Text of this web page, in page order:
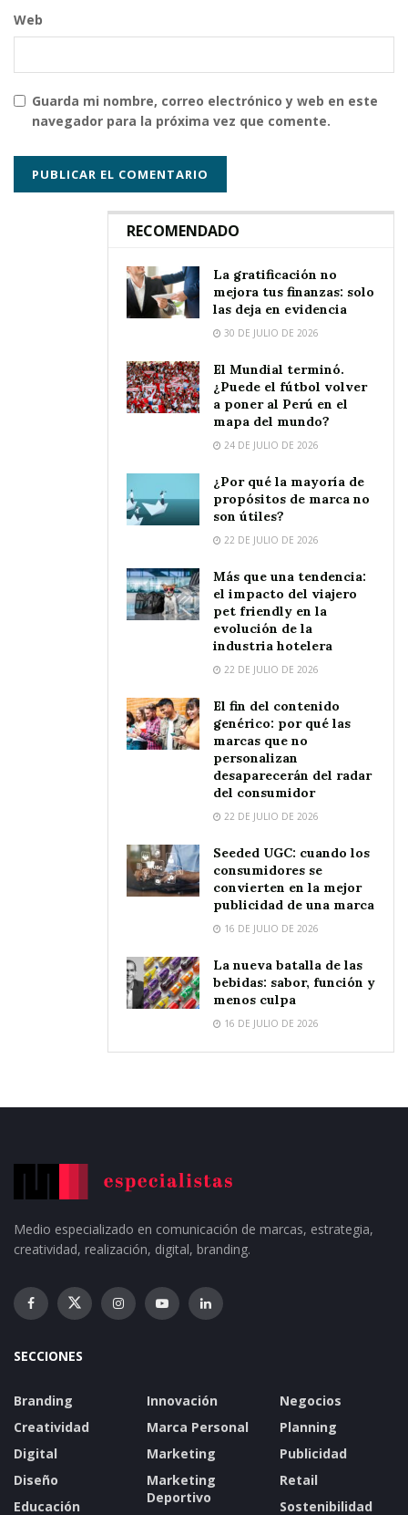
Web
Guarda mi nombre, correo electrónico y web en este
navegador para la próxima vez que comente.
RECOMENDADO
La gratificación no
mejora tus finanzas: solo
las deja en evidencia
30 DE JULIO DE 2026
El Mundial terminó.
¿Puede el fútbol volver
a poner al Perú en el
mapa del mundo?
24 DE JULIO DE 2026
¿Por qué la mayoría de
propósitos de marca no
son útiles?
22 DE JULIO DE 2026
Más que una tendencia:
el impacto del viajero
pet friendly en la
evolución de la
industria hotelera
22 DE JULIO DE 2026
El fin del contenido
genérico: por qué las
marcas que no
personalizan
desaparecerán del radar
del consumidor
22 DE JULIO DE 2026
Seeded UGC: cuando los
consumidores se
convierten en la mejor
publicidad de una marca
16 DE JULIO DE 2026
La nueva batalla de las
bebidas: sabor, función y
menos culpa
16 DE JULIO DE 2026
Medio especializado en comunicación de marcas, estrategia,
creatividad, realización, digital, branding.
SECCIONES
Branding
Creatividad
Digital
Diseño
Educación
Innovación
Marca Personal
Marketing
Marketing
Deportivo
Negocios
Planning
Publicidad
Retail
Sostenibilidad